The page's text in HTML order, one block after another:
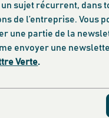
un sujet récurrent, dans
de l’entreprise. Vous
une partie de la
envoyer une
Verte.